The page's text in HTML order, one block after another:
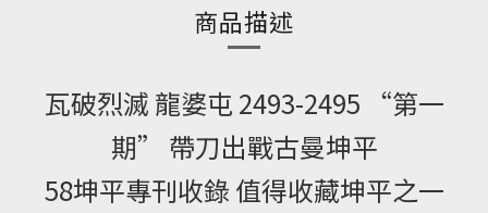
商品描述
瓦破烈滅 龍婆屯 2493-2495 “第一
期” 帶刀出戰古曼坤平
58坤平專刊收錄 值得收藏坤平之一